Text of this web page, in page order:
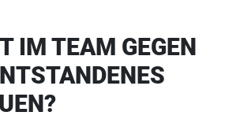
IM TEAM GEGEN